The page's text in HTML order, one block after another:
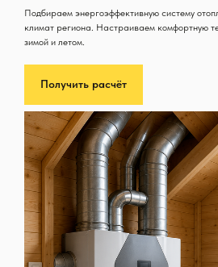
Подбираем энергоэффективную систему
климат региона. Настраиваем комфортную
зимой и летом.
Получить расчёт